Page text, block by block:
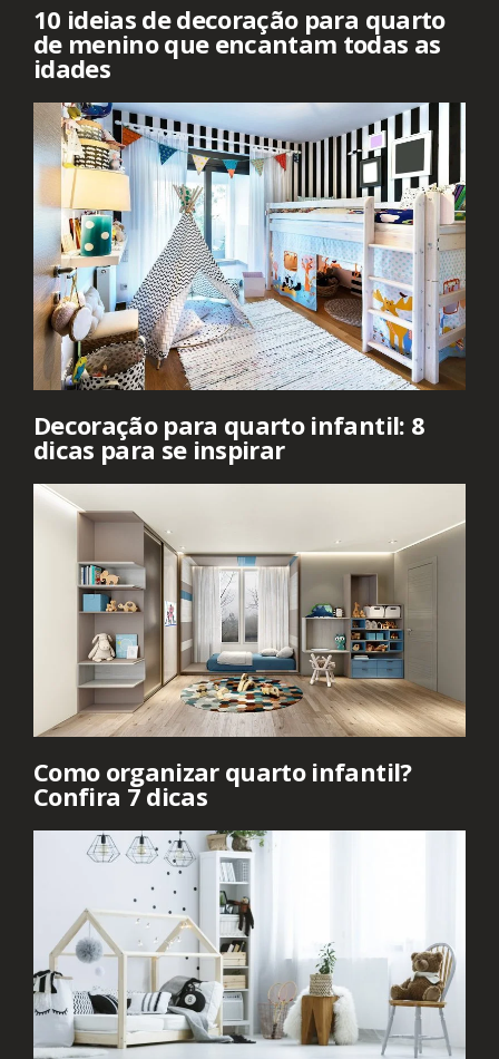
10 ideias de decoração para quarto
de menino que encantam todas as
idades
Decoração para quarto infantil: 8
dicas para se inspirar
Como organizar quarto infantil?
Confira 7 dicas